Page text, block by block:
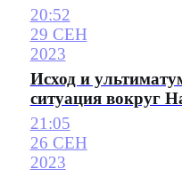
20:52
29 СЕН
2023
Исход и
ситуация вокруг
21:05
26 СЕН
2023